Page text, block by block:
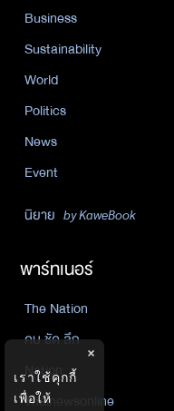
Business
Sustainability
World
Politics
News
Event
นิยาย by KaweBook
พาร์ทเนอร์
The Nation
คม ชัด ลึก
Nation
Thainewsonline
×
เราใช้คุกกี้
เพื่อให้